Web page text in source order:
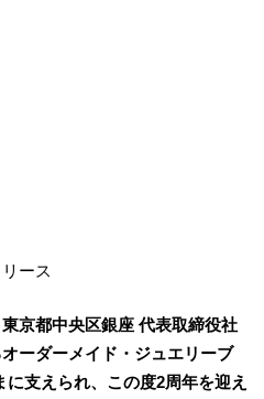
ース
京都中央区銀座 代表取締役社
ーダーメイド・ジュエリーブ
支えられ、この度2周年を迎え